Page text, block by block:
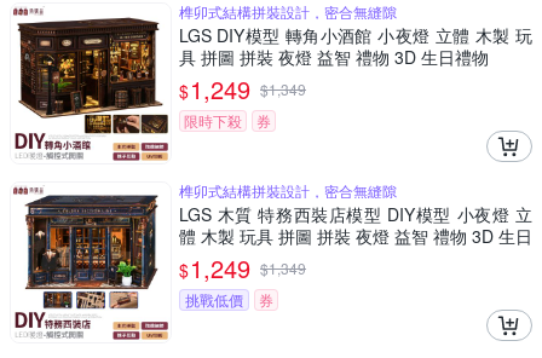
榫卯式結構拼裝設計，密合無縫隙
LGS DIY模型 轉角小酒館 小夜燈 立體 木製 玩
具 拼圖 拼裝 夜燈 益智 禮物 3D 生日禮物
$1,249 $1,349
限時下殺
券
榫卯式結構拼裝設計，密合無縫隙
LGS 木質 特務西裝店模型 DIY模型 小夜燈 立
體 木製 玩具 拼圖 拼裝 夜燈 益智 禮物 3D 生日
禮物
$1,249 $1,349
挑戰低價
券